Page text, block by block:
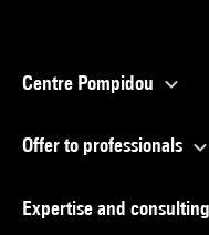
Centre Pompidou
Offer to professionals
Expertise and consulting